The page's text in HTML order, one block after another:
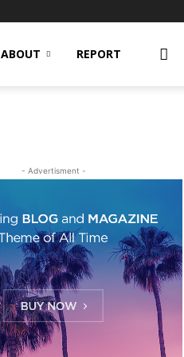
ABOUT REPORT
- Advertisment -